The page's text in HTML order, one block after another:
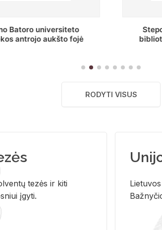
Stepono Batoro universiteto
bibliotekos darbuotojai knygų
RODYTI VISUS
tezės ir kiti
įgyti.